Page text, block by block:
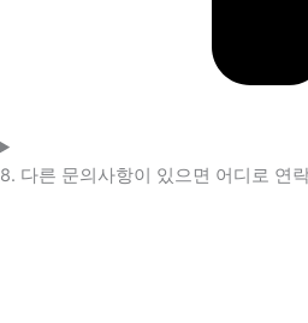
8. 다른 문의사항이 있으면 어디로 연